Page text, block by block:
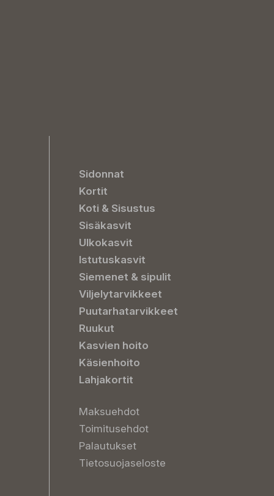
Sidonnat
Kortit
Koti & Sisustus
Sisäkasvit
Ulkokasvit
Istutuskasvit
Siemenet & sipulit
Viljelytarvikkeet
Puutarhatarvikkeet
Ruukut
Kasvien hoito
Käsienhoito
Lahjakortit
Maksuehdot
Toimitusehdot
Palautukset
Tietosuojaseloste